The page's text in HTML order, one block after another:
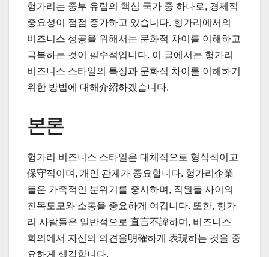
헝가리는 중부 유럽의 핵심 국가 중 하나로, 경제적
중요성이 점점 증가하고 있습니다. 헝가리에서의
비즈니스 성공을 위해서는 문화적 차이를 이해하고
극복하는 것이 필수적입니다. 이 글에서는 헝가리
비즈니스 스타일의 특징과 문화적 차이를 이해하기
위한 방법에 대해介绍하겠습니다.
본론
헝가리 비즈니스 스타일은 대체적으로 형식적이고
保守적이며, 개인 관계가 중요합니다. 헝가리企業
들은 가족적인 분위기를 중시하며, 직원들 사이의
친목도모와 소통을 중요하게 여깁니다. 또한, 헝가
리 사람들은 일반적으로 直言不諱하며, 비즈니스
회의에서 자신의 의견을明確하게 表現하는 것을 중
요하게 생각합니다.